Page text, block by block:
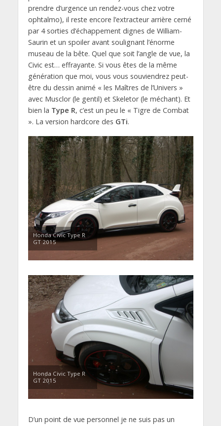
prendre d’urgence un rendez-vous chez votre
ophtalmo), il reste encore l’extracteur arrière cerné
par 4 sorties d’échappement dignes de William-
Saurin et un spoiler avant soulignant l’énorme
museau de la bête. Quel que soit l’angle de vue, la
Civic est… effrayante. Si vous êtes de la même
génération que moi, vous vous souviendrez peut-
être du dessin animé « les Maîtres de l’Univers »
avec Musclor (le gentil) et Skeletor (le méchant). Et
bien la Type R, c’est un peu le « Tigre de Combat
». La version hardcore des GTi.
Honda Civic Type R
GT 2015
Honda Civic Type R
GT 2015
D’un point de vue personnel je ne suis pas un